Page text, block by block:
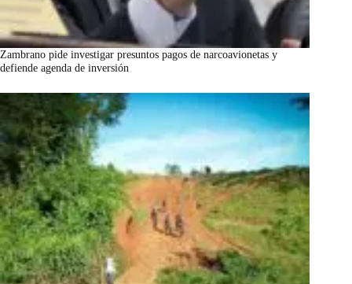
Zambrano pide investigar presuntos pagos de narcoavionetas y
defiende agenda de inversión